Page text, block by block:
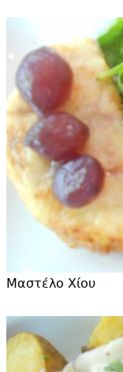
Μαστέλο Χίου